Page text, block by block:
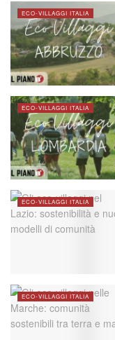
ECO-VILLAGGI ITALIA
ECO-VILLAGGI ITALIA
ECO-VILLAGGI ITALIA
ECO-VILLAGGI ITALIA